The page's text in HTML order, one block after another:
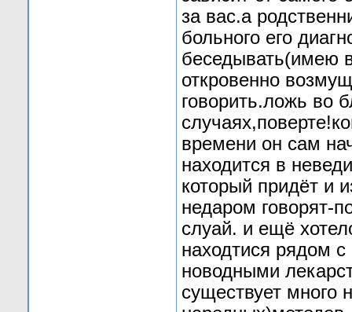
за вас.а
больного его
беседывать(имею
откровенно
говорить.ложь во
времени он сам
находится в
который придёт и
недаром говорят-
слуай. и ещё
находтися рядом
новодными
существует много